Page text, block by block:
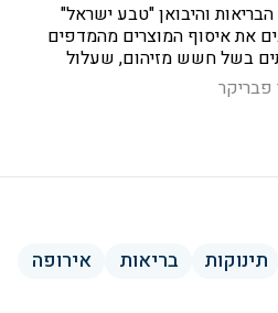
והיבואן "טבע ישראל"
את איסוף המוצרים מהמדפים
בשל חשש מזיהום, שעלול
בחומצת שומן שהיא אחד מרכיבי
פבריקר
תינוקות בריאות אירופה